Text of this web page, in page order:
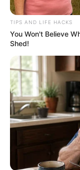
10 Pose
Mainstream
Banget
TIPS AND LIFE HACKS
You Won't Believe
Shed!